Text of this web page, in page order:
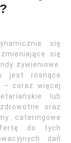
się
się
żywieniowe.
jest rosnące
– coraz więcej
lub
oraz
cateringowe
do tych
dań